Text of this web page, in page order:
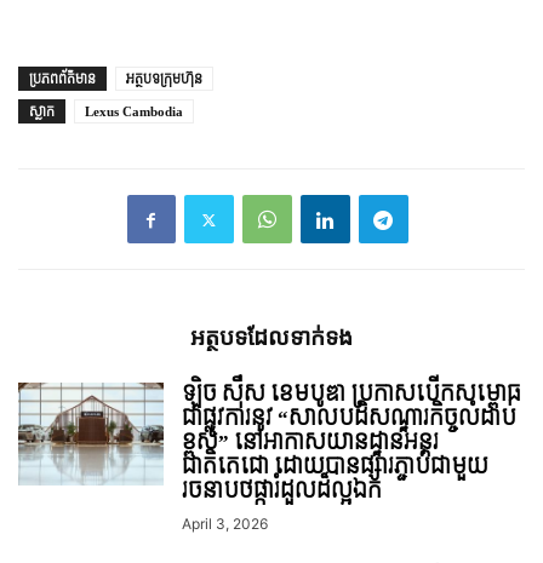
ប្រភព​ព័ត៌មាន
អត្ថបទក្រុមហ៊ុន
ស្លាក
Lexus Cambodia
អត្ថបទ​ដែល​ទាក់ទង
ឡិច ស៊ឺស ខេមបូឌា ប្រកាសបើកសម្ពោធ
ជាផ្លូវការនូវ “សាលបដិសណ្ឋារកិច្ចលំដាប់
ខ្ពស់” នៅអាកាសយានដ្ឋានអន្តរ
ជាតិតេជោ ដោយបានផ្សារភ្ជាប់ជាមួយ
រចនាបថផ្ការំដួលដ៏ល្អឯក
April 3, 2026